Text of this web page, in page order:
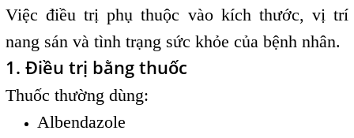
Việc điều trị phụ thuộc vào kích thước, vị trí
nang sán và tình trạng sức khỏe của bệnh nhân.
1. Điều trị bằng thuốc
Thuốc thường dùng:
Albendazole